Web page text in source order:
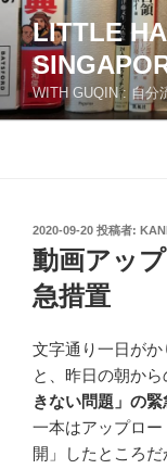
テ
ン
ツ
LITTLE
WITH GUQIN : 自
投
稿
日:
2020-09-20 投稿者:
動画アッ
急措置
文字通り一日が
と、昨日の朝か
きない問題」の
一本はアップロ
開」したところ